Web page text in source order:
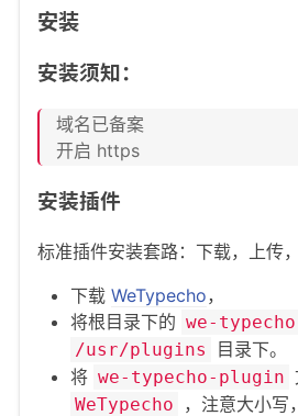
安装
安装须知：
域名已备案
开启 https
安装插件
标准插件安装套路：下载，上传
下载 WeTypecho，
将根目录下的 we-
/usr/plugins
目录下。
将 we-typecho-plugin
WeTypecho
，注意大小写